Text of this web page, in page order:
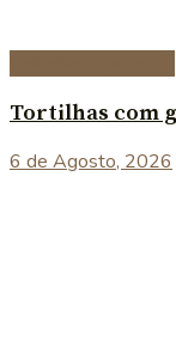
Tortilhas com
6 de Agosto, 2026